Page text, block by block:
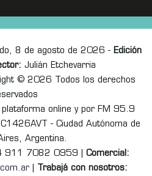
8 de agosto de 2026 - Edición
Julián Etchevarria
© 2026 Todos los derechos
plataforma online y por FM 95.9
- Ciudad Autónoma de
Argentina.
911 7082 0959 | Comercial:
Trabajá con nosotros: